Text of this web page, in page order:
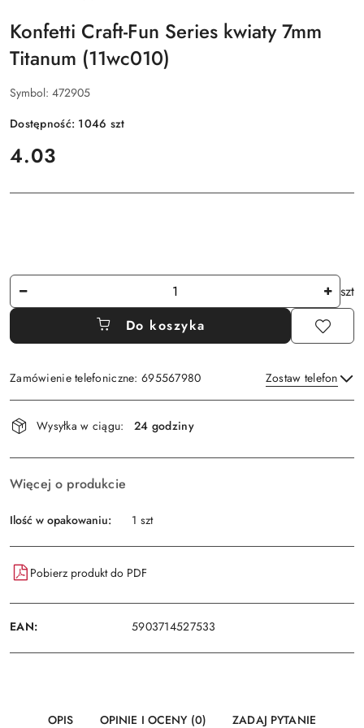
Konfetti Craft-Fun Series kwiaty 7mm
Titanum (11wc010)
Symbol: 472905
Dostępność: 1046 szt
cena:
4.03
Ilość
szt
Do koszyka
Zamówienie telefoniczne: 695567980 Zostaw telefon
Dostępność
i
dostawa
Wysyłka w ciągu: 24 godziny
Więcej o produkcie
Ilość w opakowaniu: 1 szt
Pobierz produkt do PDF
EAN: 5903714527533
OPIS OPINIE I OCENY (0) ZADAJ PYTANIE